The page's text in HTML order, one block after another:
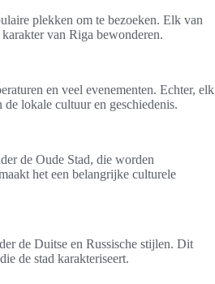
plekken om te bezoeken. Elk van
van Riga bewonderen.
en veel evenementen. Echter, elk
lokale cultuur en geschiedenis.
de Oude Stad, die worden
het een belangrijke culturele
de Duitse en Russische stijlen. Dit
de stad karakteriseert.